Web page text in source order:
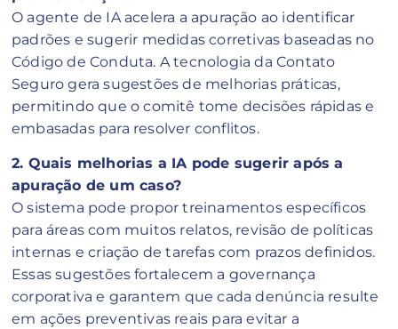
O agente de IA acelera a apuração ao identificar
padrões e sugerir medidas corretivas baseadas no
Código de Conduta. A tecnologia da Contato
Seguro gera sugestões de melhorias práticas,
permitindo que o comitê tome decisões rápidas e
embasadas para resolver conflitos.
2. Quais melhorias a IA pode sugerir após a
apuração de um caso?
O sistema pode propor treinamentos específicos
para áreas com muitos relatos, revisão de políticas
internas e criação de tarefas com prazos definidos.
Essas sugestões fortalecem a governança
corporativa e garantem que cada denúncia resulte
em ações preventivas reais para evitar a